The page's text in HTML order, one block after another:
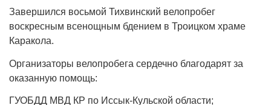
Завершился восьмой Тихвинский велопробег
воскресным всенощным бдением в Троицком храме
Каракола.
Организаторы велопробега сердечно благодарят за
оказанную помощь:
ГУОБДД МВД КР по Иссык-Кульской области;